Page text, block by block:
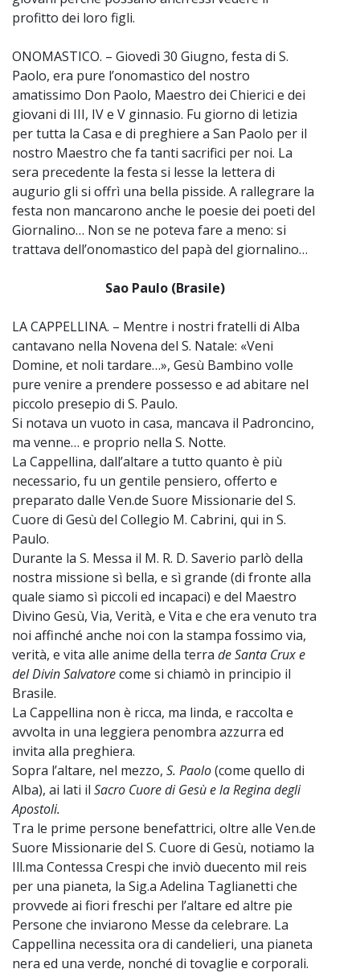
profitto dei loro figli.
ONOMASTICO. – Giovedì 30 Giugno, festa di S.
Paolo, era pure l’onomastico del nostro
amatissimo Don Paolo, Maestro dei Chierici e dei
giovani di III, IV e V ginnasio. Fu giorno di letizia
per tutta la Casa e di preghiere a San Paolo per il
nostro Maestro che fa tanti sacrifici per noi. La
sera precedente la festa si lesse la lettera di
augurio gli si offrì una bella pisside. A rallegrare la
festa non mancarono anche le poesie dei poeti del
Giornalino… Non se ne poteva fare a meno: si
trattava dell’onomastico del papà del giornalino…
Sao Paulo (Brasile)
LA CAPPELLINA. – Mentre i nostri fratelli di Alba
cantavano nella Novena del S. Natale: «Veni
Domine, et noli tardare…», Gesù Bambino volle
pure venire a prendere possesso e ad abitare nel
piccolo presepio di S. Paulo.
Si notava un vuoto in casa, mancava il Padroncino,
ma venne… e proprio nella S. Notte.
La Cappellina, dall’altare a tutto quanto è più
necessario, fu un gentile pensiero, offerto e
preparato dalle Ven.de Suore Missionarie del S.
Cuore di Gesù del Collegio M. Cabrini, qui in S.
Paulo.
Durante la S. Messa il M. R. D. Saverio parlò della
nostra missione sì bella, e sì grande (di fronte alla
quale siamo sì piccoli ed incapaci) e del Maestro
Divino Gesù, Via, Verità, e Vita e che era venuto tra
noi affinché anche noi con la stampa fossimo via,
verità, e vita alle anime della terra de Santa Crux e
del Divin Salvatorecome si chiamò in principio il
Brasile.
La Cappellina non è ricca, ma linda, e raccolta e
avvolta in una leggiera penombra azzurra ed
invita alla preghiera.
Sopra l’altare, nel mezzo, S. Paolo(come quello di
Alba), ai lati il Sacro Cuore di Gesù e la Regina degli
Apostoli.
Tra le prime persone benefattrici, oltre alle Ven.de
Suore Missionarie del S. Cuore di Gesù, notiamo la
Ill.ma Contessa Crespi che inviò duecento mil reis
per una pianeta, la Sig.a Adelina Taglianetti che
provvede ai fiori freschi per l’altare ed altre pie
Persone che inviarono Messe da celebrare. La
Cappellina necessita ora di candelieri, una pianeta
nera ed una verde, nonché di tovaglie e corporali.